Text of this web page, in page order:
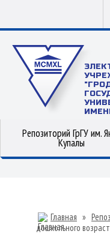
Репозиторий ГрГУ им.
Купалы
Главная »
дошкольного